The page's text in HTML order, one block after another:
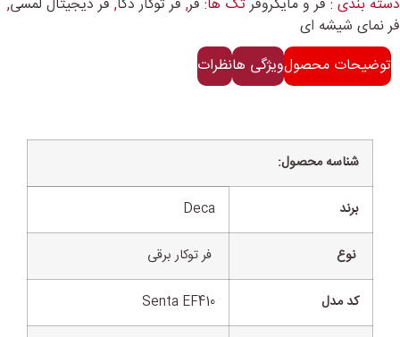
دسته بندی : فر و مایکروفرتگ ها: فر, فر توکار دکا, فر دیجیتال لمسی,
فر نمای شیشه ای
توضیحات محصولویژگی هانظرات
شناسه محصول:
برند Deca
نوع فر توکار برقی
کد مدل Senta EF410